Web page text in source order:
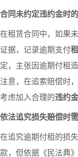
合同未约定违约金时
在租赁合同中，如果
证据，记录逾期支付
定，主张因逾期付租
注意，在追索赔偿时
考虑加入合理的违约金
依法追究损失赔偿时
在追究逾期付租的损
款，但依据《民法典